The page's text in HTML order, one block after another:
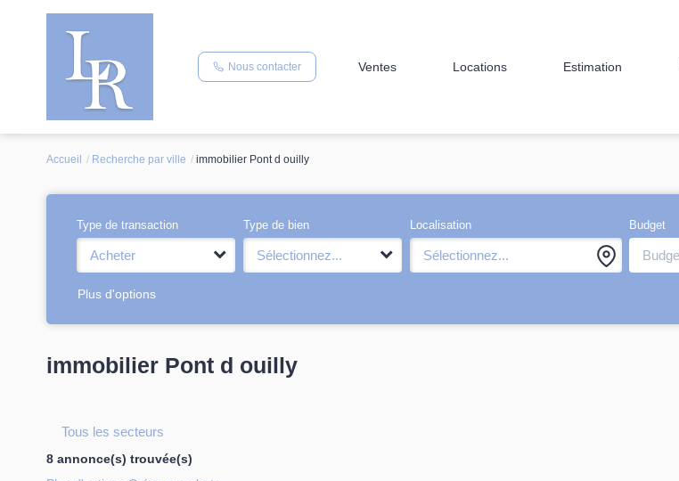
Nous contacter Ventes Locations Estimation
Accueil Recherche par ville immobilier Pont d ouilly
Type de transaction
Acheter
Type de bien
Sélectionnez...
Localisation
Sélectionnez...
Budget
Plus d'options
immobilier Pont d ouilly
Tous les secteurs
8 annonce(s) trouvée(s)